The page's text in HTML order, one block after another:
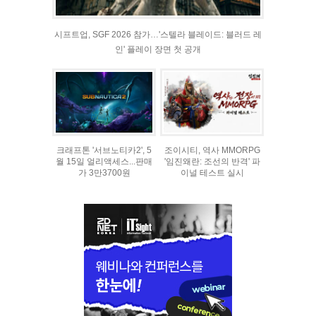
시프트업, SGF 2026 참가…'스텔라 블레이드: 블러드 레
인' 플레이 장면 첫 공개
크래프톤 '서브노티카2', 5
월 15일 얼리액세스...판매
가 3만3700원
조이시티, 역사 MMORPG
'임진왜란: 조선의 반격' 파
이널 테스트 실시